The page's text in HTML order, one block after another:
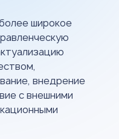
широкое
внедрение
с внешними